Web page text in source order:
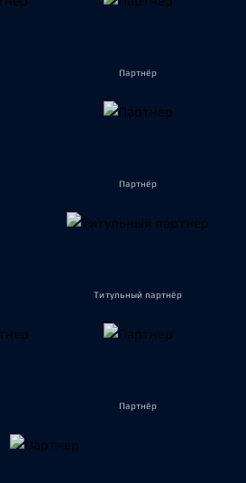
Партнёр
Партнёр
Титульный партнёр
Партнёр